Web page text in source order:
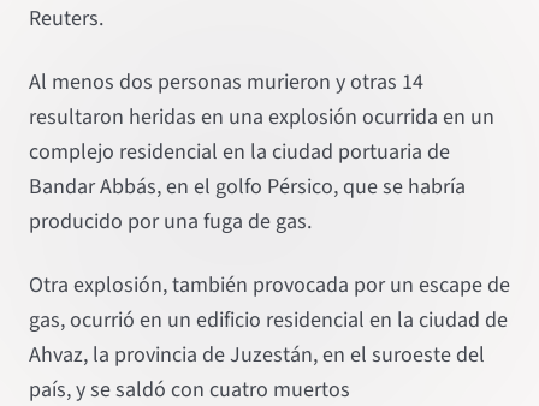
Reuters.
Al menos dos personas murieron y otras 14
resultaron heridas en una explosión ocurrida en un
complejo residencial en la ciudad portuaria de
Bandar Abbás, en el golfo Pérsico, que se habría
producido por una fuga de gas.
Otra explosión, también provocada por un escape de
gas, ocurrió en un edificio residencial en la ciudad de
Ahvaz, la provincia de Juzestán, en el suroeste del
país, y se saldó con cuatro muertos